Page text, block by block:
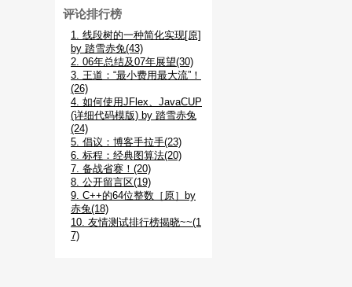
评论排行榜
1. 线段树的一种简化实现[原]
by 踏雪赤兔(43)
2. 06年总结及07年展望(30)
3. 王道：“最小费用最大流”！
(26)
4. 如何使用JFlex、JavaCUP
(详细代码模版) by 踏雪赤兔
(24)
5. 倡议：博客手拉手(23)
6. 标程：经典图算法(20)
7. 备战省赛！(20)
8. 公开留言区(19)
9. C++的64位整数［原］by
赤兔(18)
10. 友情测试排行榜揭晓~~(1
7)